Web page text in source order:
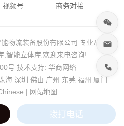
视频号 商务对接
物流装备股份有限公司 专业从事于
,智能立体库,欢迎来电咨询!
号 技术支持: 华商网络
海 深圳 佛山 广州 东莞 福州 厦门
| 网站地图
拨打电话